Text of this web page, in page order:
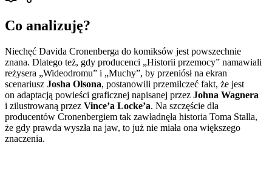
Co analizuję?
Niechęć Davida Cronenberga do komiksów jest powszechnie
znana. Dlatego też, gdy producenci „Historii przemocy” namawiali
reżysera „Wideodromu” i „Muchy”, by przeniósł na ekran
scenariusz Josha Olsona, postanowili przemilczeć fakt, że jest
on adaptacją powieści graficznej napisanej przez Johna Wagnera
i zilustrowaną przez Vince’a Locke’a. Na szczęście dla
producentów Cronenbergiem tak zawładnęła historia Toma Stalla,
że gdy prawda wyszła na jaw, to już nie miała ona większego
znaczenia.